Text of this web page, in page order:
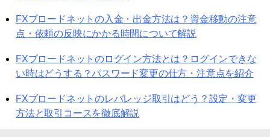
FXブロードネットの入金・出金方法は？資金移動の注意
点・依頼の反映にかかる時間について解説
FXブロードネットのログイン方法とは？ログインできな
い時はどうする？パスワード変更の仕方・注意点を紹介
FXブロードネットのレバレッジ取引はどう？設定・変更
方法と取引コースを徹底解説